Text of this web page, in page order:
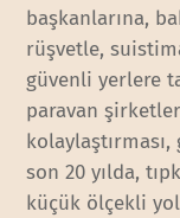
başkanlarına,
rüşvetle,
güvenli yerlere
paravan şirketler
son 20 yılda,
küçük ölçekli